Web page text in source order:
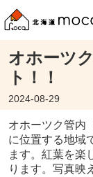
オホーツ
ト！！
2024-08-29
オホーツク管内
に位置する地域
ます。紅葉を楽
ります。写真映